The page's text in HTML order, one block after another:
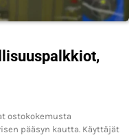
ostokokemusta
pääsyn kautta. Käyttäjät